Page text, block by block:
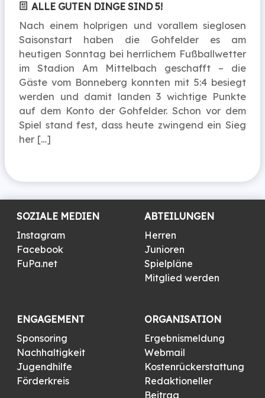
ALLE GUTEN DINGE SIND 5!
Nach einem holprigen und vorallem sieglosen
Saisonstart haben die Gohfelder es am
heutigen Sonntag bei herrlichem Fußballwetter
im Stadion Am Mittelbach geschafft – die
Gäste vom Bonneberg konnten mit 5:4 besiegt
werden und damit landen 3 wichtige Punkte
auf dem Konto der Gohfelder. Schon vor dem
Spiel stand fest, dass heute zwingend ein Sieg
her […]
SOZIALE MEDIEN
Instagram
Facebook
FuPa.net
ABTEILUNGEN
Herren
Junioren
Spielpläne
Mitglied werden
ENGAGEMENT
Sponsoring
Nachhaltigkeit
Jugendhilfe
Förderkreis
ORGANISATION
Ergebnismeldung
Webmail
Kostenrückerstattung
Redaktioneller
Beitrag